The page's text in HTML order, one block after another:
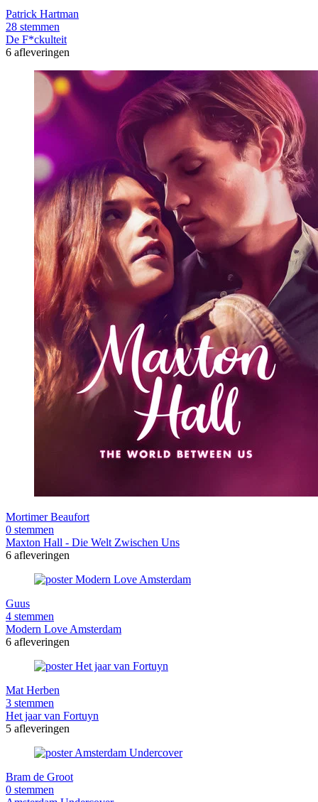
Patrick Hartman
28 stemmen
De F*ckulteit
6 afleveringen
Mortimer Beaufort
0 stemmen
Maxton Hall - Die Welt Zwischen Uns
6 afleveringen
Guus
4 stemmen
Modern Love Amsterdam
6 afleveringen
Mat Herben
3 stemmen
Het jaar van Fortuyn
5 afleveringen
Bram de Groot
0 stemmen